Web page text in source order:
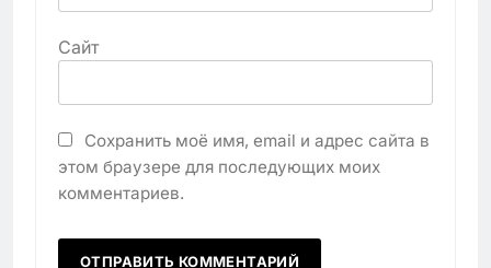
Сайт
Сохранить моё имя, email и адрес сайта в
этом браузере для последующих моих
комментариев.